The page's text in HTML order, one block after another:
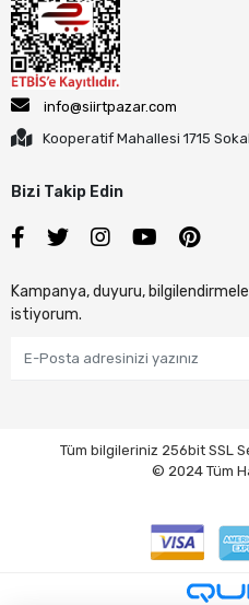
info@siirtpazar.com
Kooperatif Mahallesi 1715
Bizi Takip Edin
Kampanya, duyuru,
istiyorum.
Tüm bilgileriniz 256bit SSL
© 2024 Tüm